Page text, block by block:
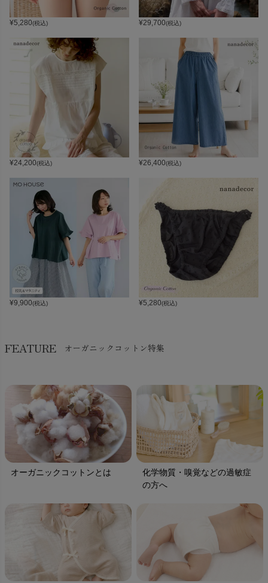
¥5,280(税込) ¥29,700(税込)
¥24,200(税込) ¥26,400(税込)
¥9,900(税込) ¥5,280(税込)
FEATURE オーガニックコットン特集
オーガニックコットンとは
化学物質・嗅覚などの過敏症
の方へ